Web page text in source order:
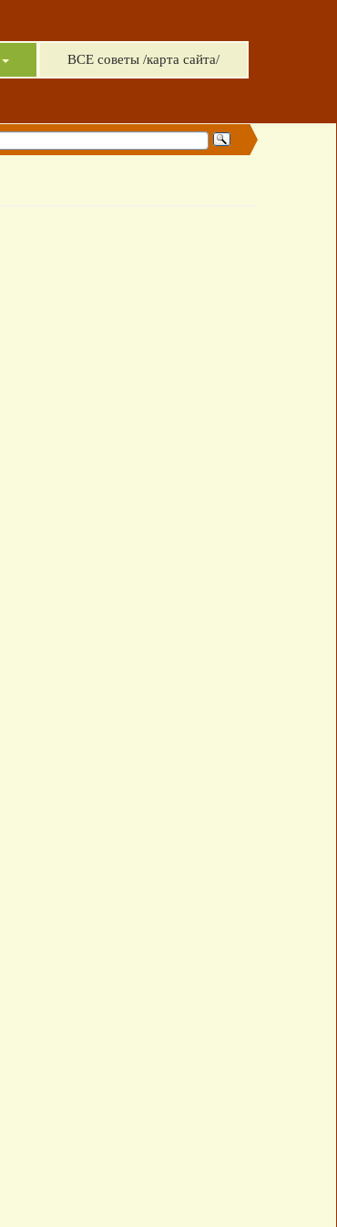
ВСЕ советы /карта сайта/